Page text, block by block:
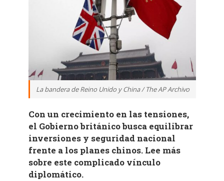
La bandera de Reino Unido y China / The AP Archivo
Con un crecimiento en las tensiones,
el Gobierno británico busca equilibrar
inversiones y seguridad nacional
frente a los planes chinos. Lee más
sobre este complicado vínculo
diplomático.